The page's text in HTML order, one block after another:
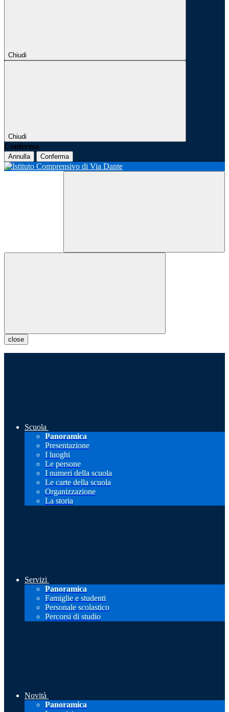
Chiudi
Chiudi
Conferma
Annulla Conferma
close
Scuola
Panoramica
Presentazione
I luoghi
Le persone
I numeri della scuola
Le carte della scuola
Organizzazione
La storia
Servizi
Panoramica
Famiglie e studenti
Personale scolastico
Percorsi di studio
Novità
Panoramica